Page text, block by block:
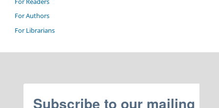
For Authors
For Librarians